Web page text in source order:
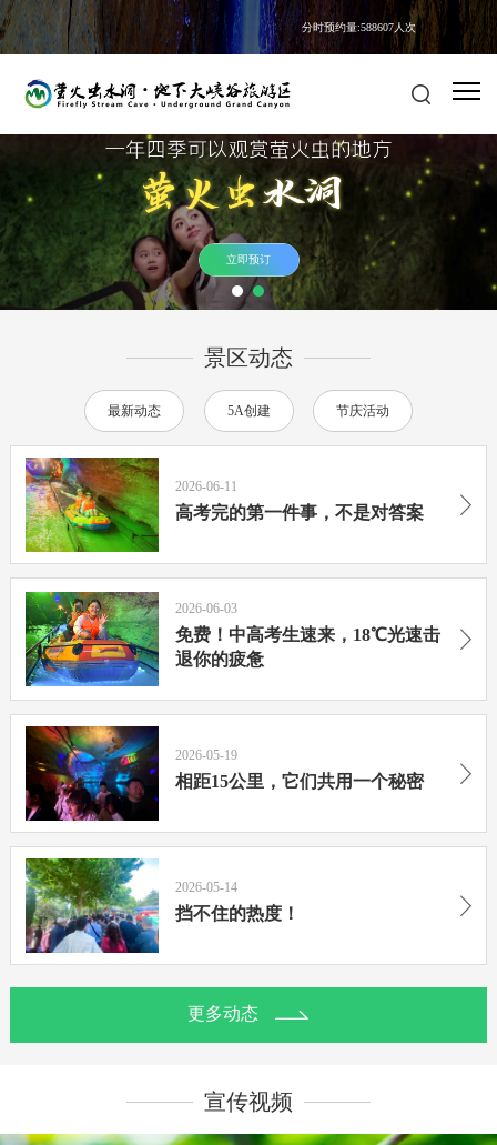
分时预约量:588607人次
立即预订
景区动态
最新动态 5A创建 节庆活动
2026-06-11
高考完的第一件事，不是对答案
2026-06-03
免费！中高考生速来，18℃光速击
退你的疲惫
2026-05-19
相距15公里，它们共用一个秘密
2026-05-14
挡不住的热度！
2020-11-02
2022-04-29
更多动态
宣传视频